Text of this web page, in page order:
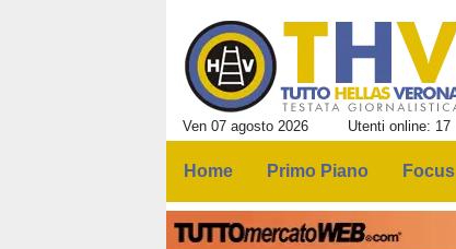
Ven 07 agosto 2026 Utenti online: 17
Home Primo Piano Focus